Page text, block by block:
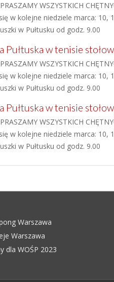
WSZYSTKICH
w kolejne niedziele marca:
w Pułtusku od godz. 9.00
w tenisie
WSZYSTKICH
w kolejne niedziele marca:
w Pułtusku od godz. 9.00
w tenisie
WSZYSTKICH
w kolejne niedziele marca:
w Pułtusku od godz. 9.00
Warszawa
Warszawa
dla WOŚP 2023